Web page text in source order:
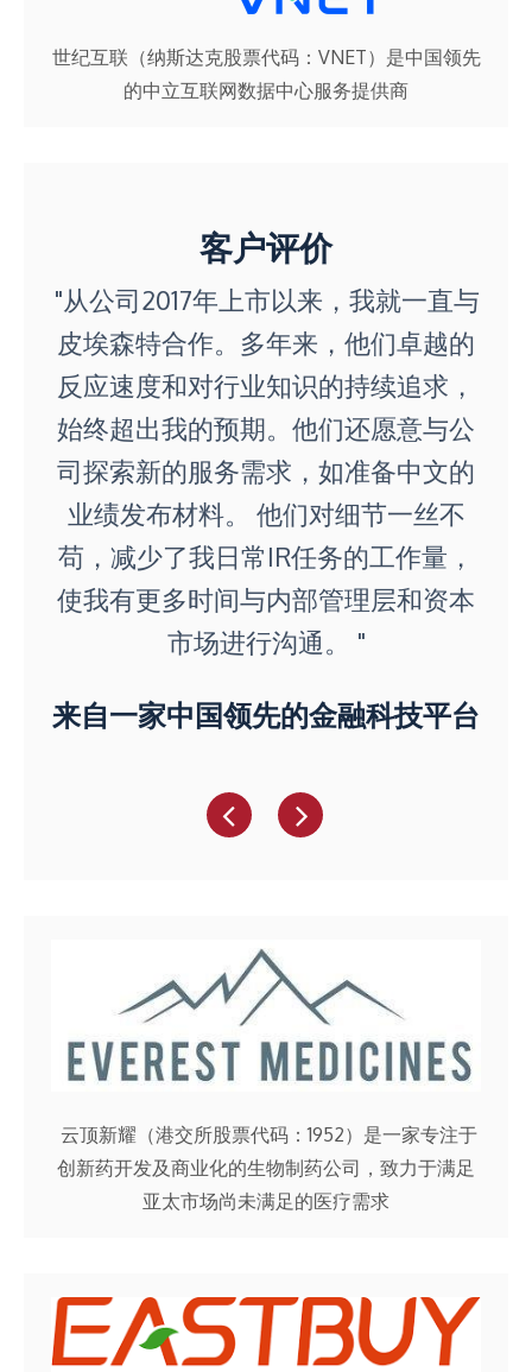
世纪互联（纳斯达克股票代码：VNET）是中国领先
的中立互联网数据中心服务提供商
客户评价
"从公司2017年上市以来，我就一直与
皮埃森特合作。多年来，他们卓越的
反应速度和对行业知识的持续追求，
始终超出我的预期。他们还愿意与公
司探索新的服务需求，如准备中文的
业绩发布材料。 他们对细节一丝不
苟，减少了我日常IR任务的工作量，
使我有更多时间与内部管理层和资本
市场进行沟通。 "
来自一家中国领先的金融科技平台
云顶新耀（港交所股票代码：1952）是一家专注于
创新药开发及商业化的生物制药公司，致力于满足
亚太市场尚未满足的医疗需求